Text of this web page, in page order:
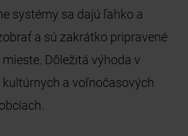
systémy sa dajú ľahko a
a sú zakrátko pripravené
Dôležitá výhoda v
a voľnočasových